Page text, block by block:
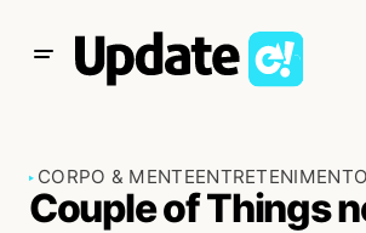
CORPO & MENTEENTRETENIMENTO
Couple of Things